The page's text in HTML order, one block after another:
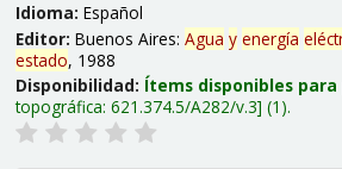
Idioma: Español
Editor: Buenos Aires: Agua y energía
estado, 1988
Disponibilidad: Ítems disponibles
topográfica: 621.374.5/A282/v.3 (1).